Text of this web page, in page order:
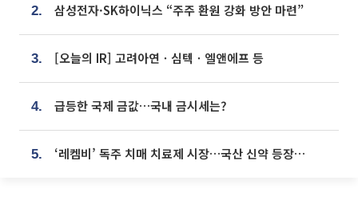
2. 삼성전자·SK하이닉스 “주주 환원 강화 방안 마련”
3. [오늘의 IR] 고려아연ㆍ심텍ㆍ엘앤에프 등
4. 급등한 국제 금값…국내 금시세는?
5. ‘레켐비’ 독주 치매 치료제 시장…국산 신약 등장하나